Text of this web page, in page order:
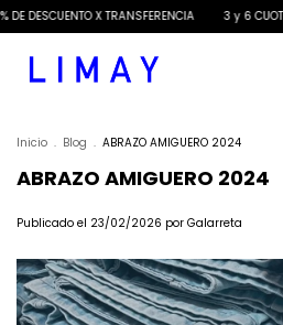
DESCUENTO X TRANSFERENCIA 3 y 6
Inicio . Blog . ABRAZO AMIGUERO 2024
ABRAZO AMIGUERO 2024
Publicado el 23/02/2026 por Galarreta